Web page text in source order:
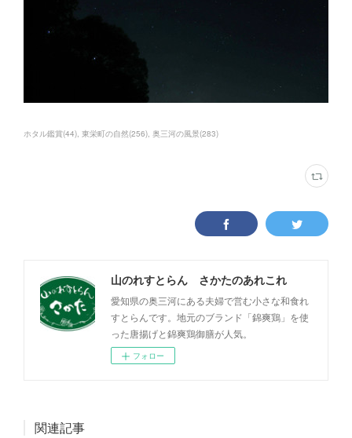
ホタル鑑賞(44) 東栄町の自然(256) 奥三河の風景(283)
山のれすとらん さかたのあれこれ
愛知県の奥三河にある夫婦で営む小さな和食れ
すとらんです。地元のブランド「錦爽鶏」を使
った唐揚げと錦爽鶏御膳が人気。
フォロー
関連記事